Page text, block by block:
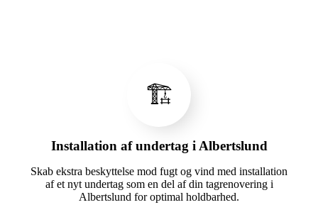
🏗️
Installation af undertag i Albertslund
Skab ekstra beskyttelse mod fugt og vind med installation
af et nyt undertag som en del af din tagrenovering i
Albertslund for optimal holdbarhed.